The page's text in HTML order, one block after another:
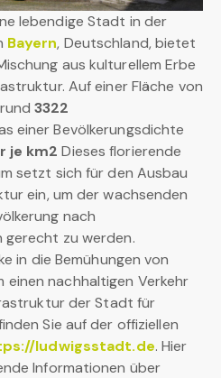
lebendige Stadt in der
Bayern, Deutschland, bietet
aus kulturellem Erbe
Auf einer Fläche von
3322
einer Bevölkerungsdichte
je km2 Dieses florierende
setzt sich für den Ausbau
ein, um der wachsenden
nach
gerecht zu werden.
in die Bemühungen von
einen nachhaltigen Verkehr
der Stadt für
Sie auf der offiziellen
ludwigsstadt.de. Hier
Informationen über